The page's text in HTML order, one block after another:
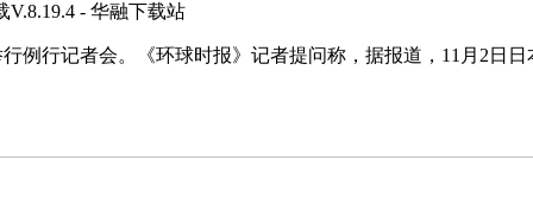
- 华融下载站
者会。《环球时报》记者提问称，据报道，11月2日日